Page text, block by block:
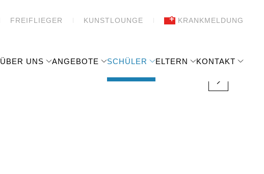
FREIFLIEGER KUNSTLOUNGE KRANKMELDUNG
ÜBER UNS ANGEBOTE SCHÜLER ELTERN KONTAKT